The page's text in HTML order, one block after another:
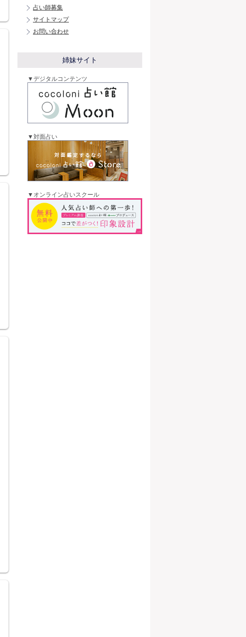
占い師募集
サイトマップ
お問い合わせ
姉妹サイト
▼デジタルコンテンツ
▼対面占い
▼オンライン占いスクール